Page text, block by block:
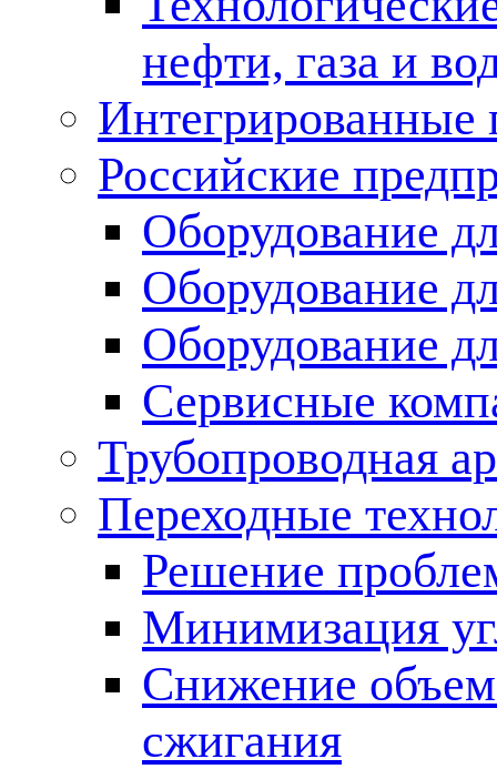
нефти, газа и
Российские
Оборудование
Оборудование
Оборудование
Сервисные
Трубопроводная
Переходные
Решение
Минимизация
Снижение
сжигания